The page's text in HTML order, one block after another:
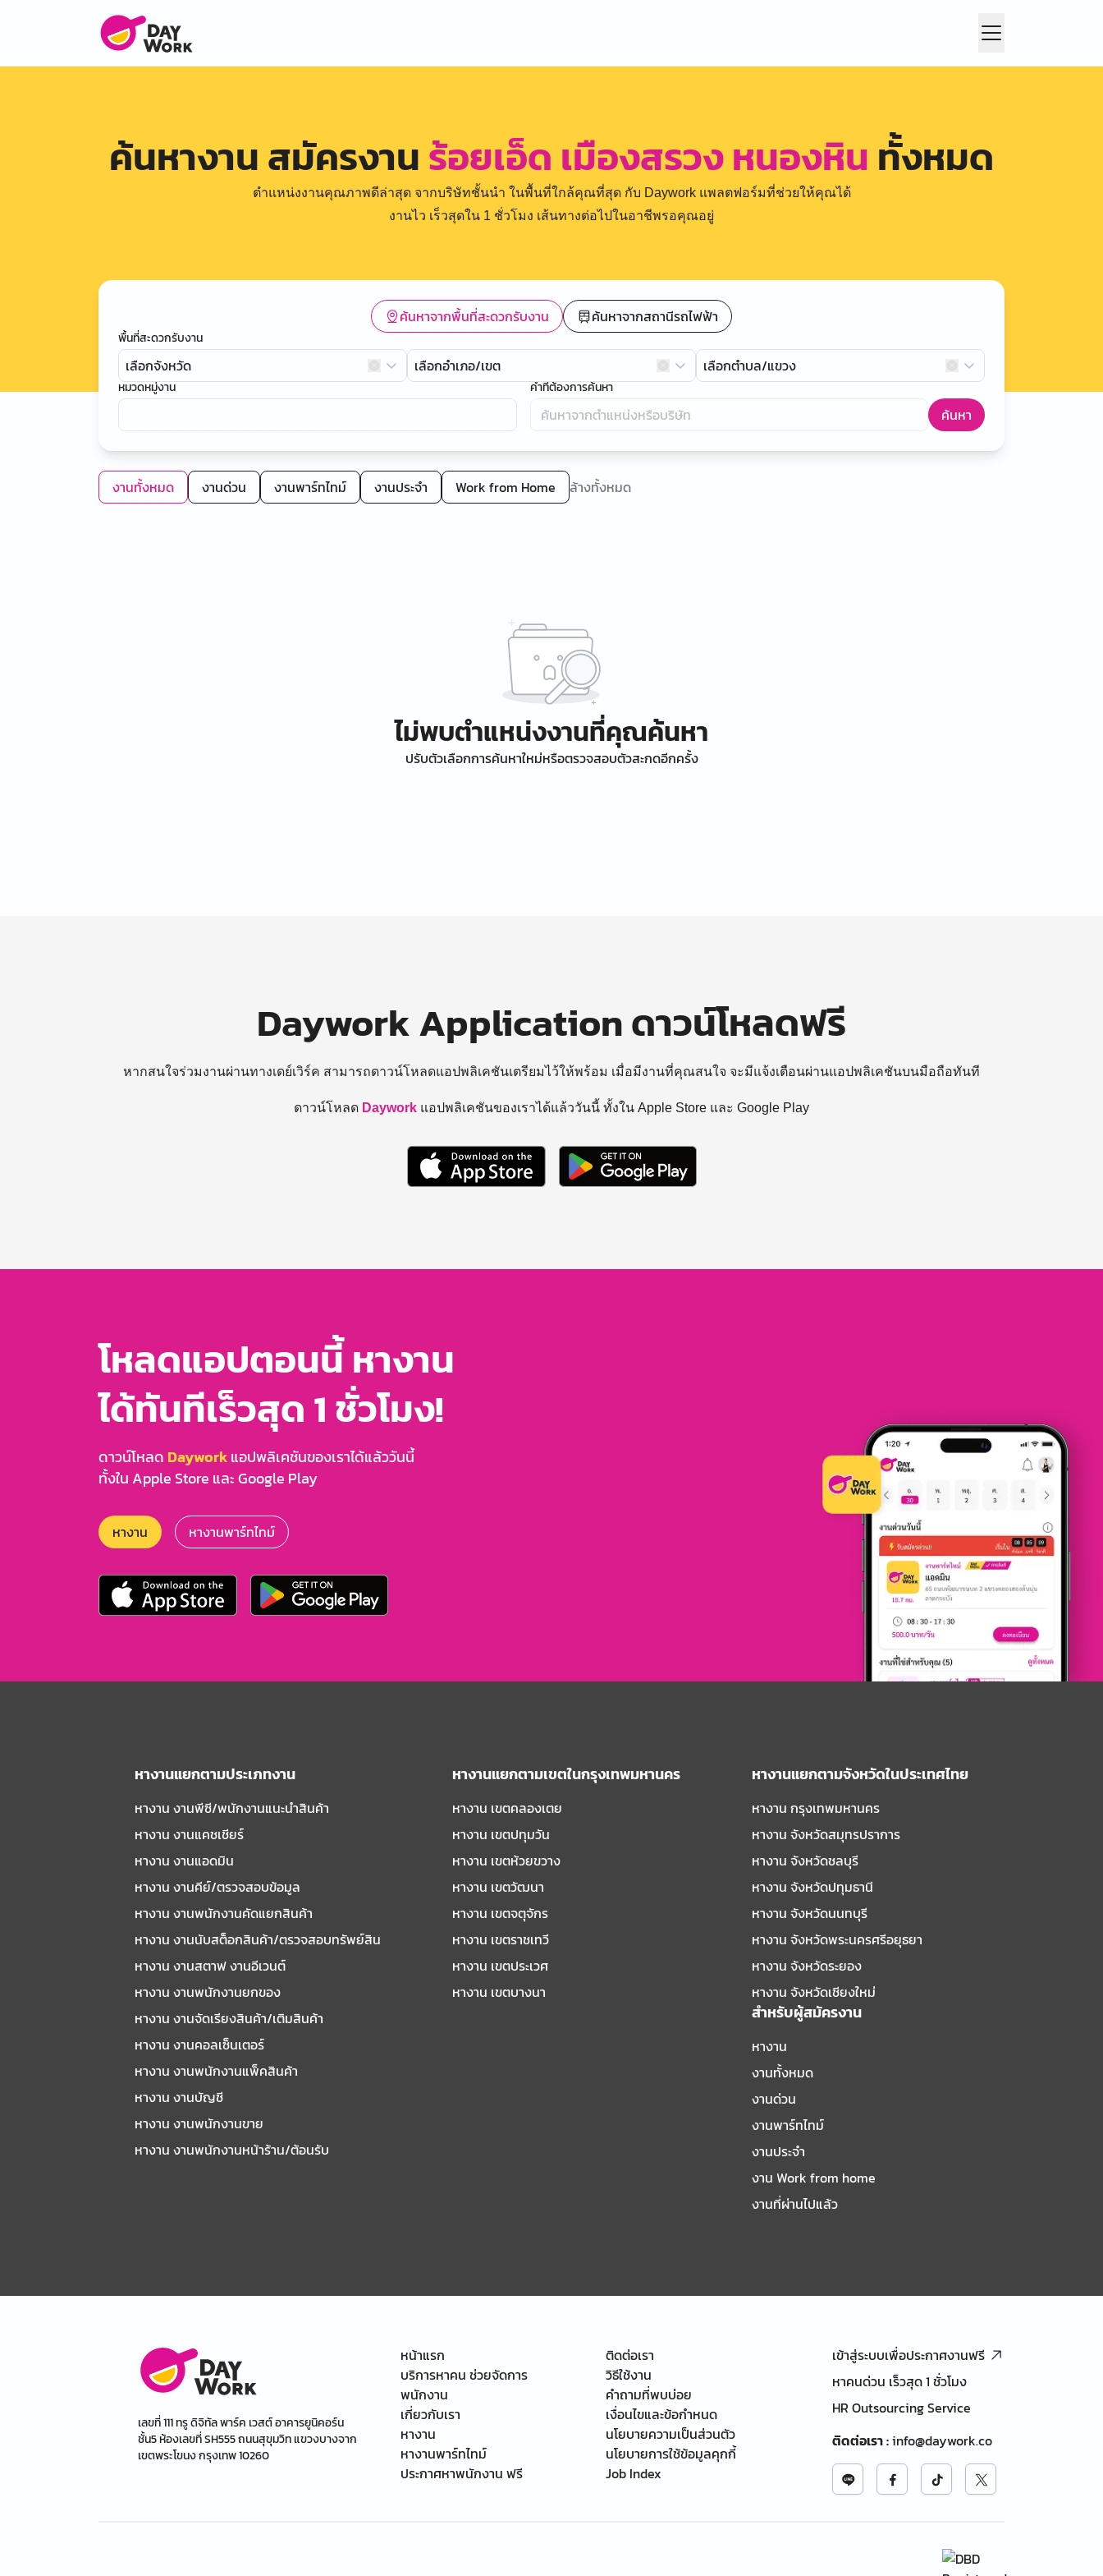
ค้นหางาน สมัครงานร้อยเอ็ด เมืองสรวง หนองหิน ทั้งหมด
ตำแหน่งงานคุณภาพดีล่าสุด จากบริษัทชั้นนำ ในพื้นที่ใกล้คุณที่สุด กับ Daywork แพลตฟอร์มที่ช่วยให้คุณได้
งานไว เร็วสุดใน 1 ชั่วโมง เส้นทางต่อไปในอาชีพรอคุณอยู่
ค้นหาจากพื้นที่สะดวกรับงาน ค้นหาจากสถานีรถไฟฟ้า
พื้นที่สะดวกรับงาน
เลือกจังหวัด เลือกอำเภอ/เขต เลือกตำบล/แขวง
หมวดหมู่งาน คำที่ต้องการค้นหา
ค้นหา
งานทั้งหมด งานด่วน งานพาร์ทไทม์ งานประจำ Work from Home ล้างทั้งหมด
ไม่พบตำแหน่งงานที่คุณค้นหา
ปรับตัวเลือกการค้นหาใหม่หรือตรวจสอบตัวสะกดอีกครั้ง
Daywork Application ดาวน์โหลดฟรี
หากสนใจร่วมงานผ่านทางเดย์เวิร์ค สามารถดาวน์โหลดแอปพลิเคชันเตรียมไว้ให้พร้อม เมื่อมีงานที่คุณสนใจ จะมีแจ้งเตือนผ่านแอปพลิเคชันบนมือถือทันที
ดาวน์โหลด Daywork แอปพลิเคชันของเราได้แล้ววันนี้ ทั้งใน Apple Store และ Google Play
โหลดแอปตอนนี้ หางาน
ได้ทันทีเร็วสุด 1 ชั่วโมง!
ดาวน์โหลด Dayworkแอปพลิเคชันของเราได้แล้ววันนี้
ทั้งใน Apple Store และ Google Play
หางาน หางานพาร์ทไทม์
หางานแยกตามประเภทงาน
หางาน งานพีซี/พนักงานแนะนําสินค้า
หางาน งานแคชเชียร์
หางาน งานแอดมิน
หางาน งานคีย์/ตรวจสอบข้อมูล
หางาน งานพนักงานคัดแยกสินค้า
หางาน งานนับสต็อกสินค้า/ตรวจสอบทรัพย์สิน
หางาน งานสตาฟ งานอีเวนต์
หางาน งานพนักงานยกของ
หางาน งานจัดเรียงสินค้า/เติมสินค้า
หางาน งานคอลเซ็นเตอร์
หางาน งานพนักงานแพ็คสินค้า
หางาน งานบัญชี
หางาน งานพนักงานขาย
หางาน งานพนักงานหน้าร้าน/ต้อนรับ
หางานแยกตามเขตในกรุงเทพมหานคร
หางาน เขตคลองเตย
หางาน เขตปทุมวัน
หางาน เขตห้วยขวาง
หางาน เขตวัฒนา
หางาน เขตจตุจักร
หางาน เขตราชเทวี
หางาน เขตประเวศ
หางาน เขตบางนา
หางานแยกตามจังหวัดในประเทศไทย
หางาน กรุงเทพมหานคร
หางาน จังหวัดสมุทรปราการ
หางาน จังหวัดชลบุรี
หางาน จังหวัดปทุมธานี
หางาน จังหวัดนนทบุรี
หางาน จังหวัดพระนครศรีอยุธยา
หางาน จังหวัดระยอง
หางาน จังหวัดเชียงใหม่
สำหรับผู้สมัครงาน
หางาน
งานทั้งหมด
งานด่วน
งานพาร์ทไทม์
งานประจำ
งาน Work from home
งานที่ผ่านไปแล้ว
เลขที่ 111 ทรู ดิจิทัล พาร์ค เวสต์ อาคารยูนิคอร์น
ชั้น5 ห้องเลขที่ SH555 ถนนสุขุมวิท แขวงบางจาก
เขตพระโขนง กรุงเทพ 10260
หน้าแรก
บริการหาคน ช่วยจัดการ
พนักงาน
เกี่ยวกับเรา
หางาน
หางานพาร์ทไทม์
ประกาศหาพนักงาน ฟรี
ติดต่อเรา
วิธีใช้งาน
คำถามที่พบบ่อย
เงื่อนไขและข้อกำหนด
นโยบายความเป็นส่วนตัว
นโยบายการใช้ข้อมูลคุกกี้
Job Index
เข้าสู่ระบบเพื่อประกาศงานฟรี
หาคนด่วน เร็วสุด 1 ชั่วโมง
HR Outsourcing Service
ติดต่อเรา:info@daywork.co